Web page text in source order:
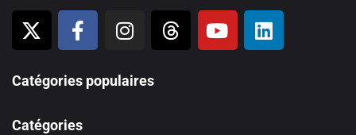
Catégories populaires
Catégories